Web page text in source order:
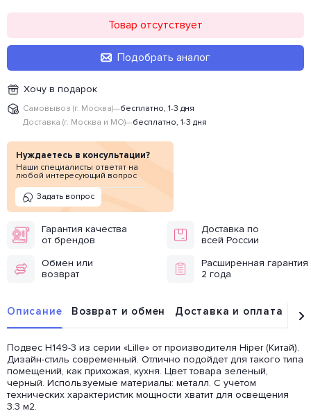
Товар отсутствует
Подобрать аналог
Хочу в подарок
Самовывоз (г. Москва)—бесплатно, 1-3 дня
Доставка (г. Москва и МО)—бесплатно, 1-3 дня
Нуждаетесь в консультации?
Наши специалисты ответят на
любой интересующий вопрос
Задать вопрос
Гарантия качества
от брендов
Доставка по
всей России
Обмен или
возврат
Расширенная гарантия
2 года
Описание Возврат и обмен Доставка и оплата
Подвес H149-3 из серии «Lille» от производителя Hiper (Китай).
Дизайн-стиль современный. Отлично подойдет для такого типа
помещений, как прихожая, кухня. Цвет товара зеленый,
черный. Используемые материалы: металл. С учетом
технических характеристик мощности хватит для освещения
3.3 м2.